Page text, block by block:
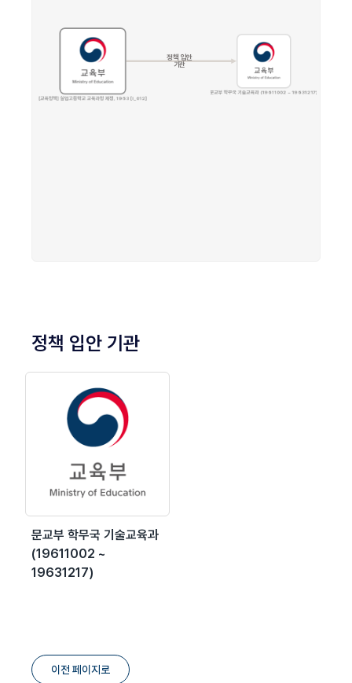
정책 입안 기관
문교부 학무국 기술교육과
(19611002 ~
19631217)
이전 페이지로